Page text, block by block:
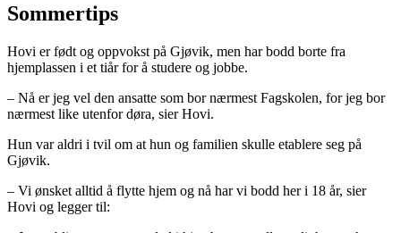
Sommertips
Hovi er født og oppvokst på Gjøvik, men har bodd borte fra
hjemplassen i et tiår for å studere og jobbe.
– Nå er jeg vel den ansatte som bor nærmest Fagskolen, for jeg bor
nærmest like utenfor døra, sier Hovi.
Hun var aldri i tvil om at hun og familien skulle etablere seg på
Gjøvik.
– Vi ønsket alltid å flytte hjem og nå har vi bodd her i 18 år, sier
Hovi og legger til: